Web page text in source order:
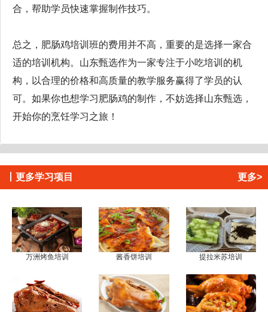
合，帮助学员快速掌握制作技巧。
总之，肥肠鸡培训班的费用并不高，重要的是选择一家合
适的培训机构。山东甄选作为一家专注于小吃培训的机
构，以合理的价格和高质量的教学服务赢得了学员的认
可。如果你也想学习肥肠鸡的制作，不妨选择山东甄选，
开始你的烹饪学习之旅！
更多学习项目 更多>
万洲烤鱼培训 酱香饼培训 提拉米苏培训